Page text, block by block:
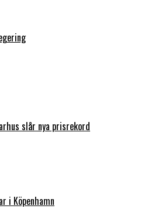
slår nya prisrekord
i Köpenhamn